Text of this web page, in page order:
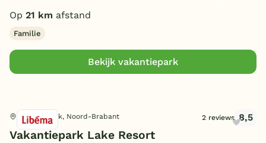
Op 21 km afstand
Familie
Bekijk vakantiepark
Hilvarenbeek, Noord-Brabant 2 reviews 8,5
Vakantiepark Lake Resort